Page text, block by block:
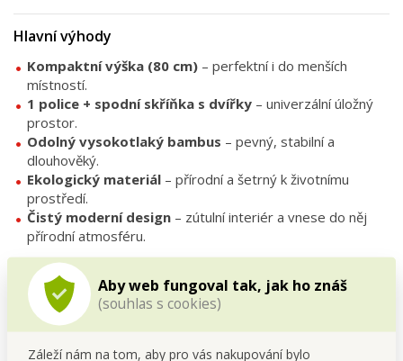
Aby web fungoval tak, jak ho znáš
(souhlas s cookies)
Záleží nám na tom, aby pro vás nakupování bylo
Hlavní výhody
Kompaktní výška (80 cm) – perfektní i do menších
místností.
1 police + spodní skříňka s dvířky – univerzální úložný
prostor.
Odolný vysokotlaký bambus – pevný, stabilní a
dlouhověký.
Ekologický materiál – přírodní a šetrný k životnímu
prostředí.
Čistý moderní design – zútulní interiér a vnese do něj
přírodní atmosféru.
Technické parametry
Materiál: vysokotlaký bambus
Rozměry:š 36 × h 33 × v 80 cm
Vybavení: 1 police + skříňka se dvířky